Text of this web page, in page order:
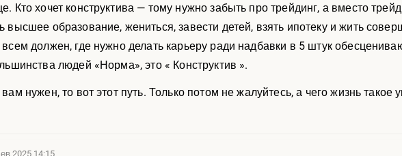
Кто хочет конструктива — тому нужно забыть про трейдинг, а вместо
высшее образование, жениться, завести детей, взять ипотеку и жить
должен, где нужно делать карьеру ради надбавки в 5 штук
людей «Норма», это « Конструктив ».
нужен, то вот этот путь. Только потом не жалуйтесь, а чего жизнь такое
2025 14:15